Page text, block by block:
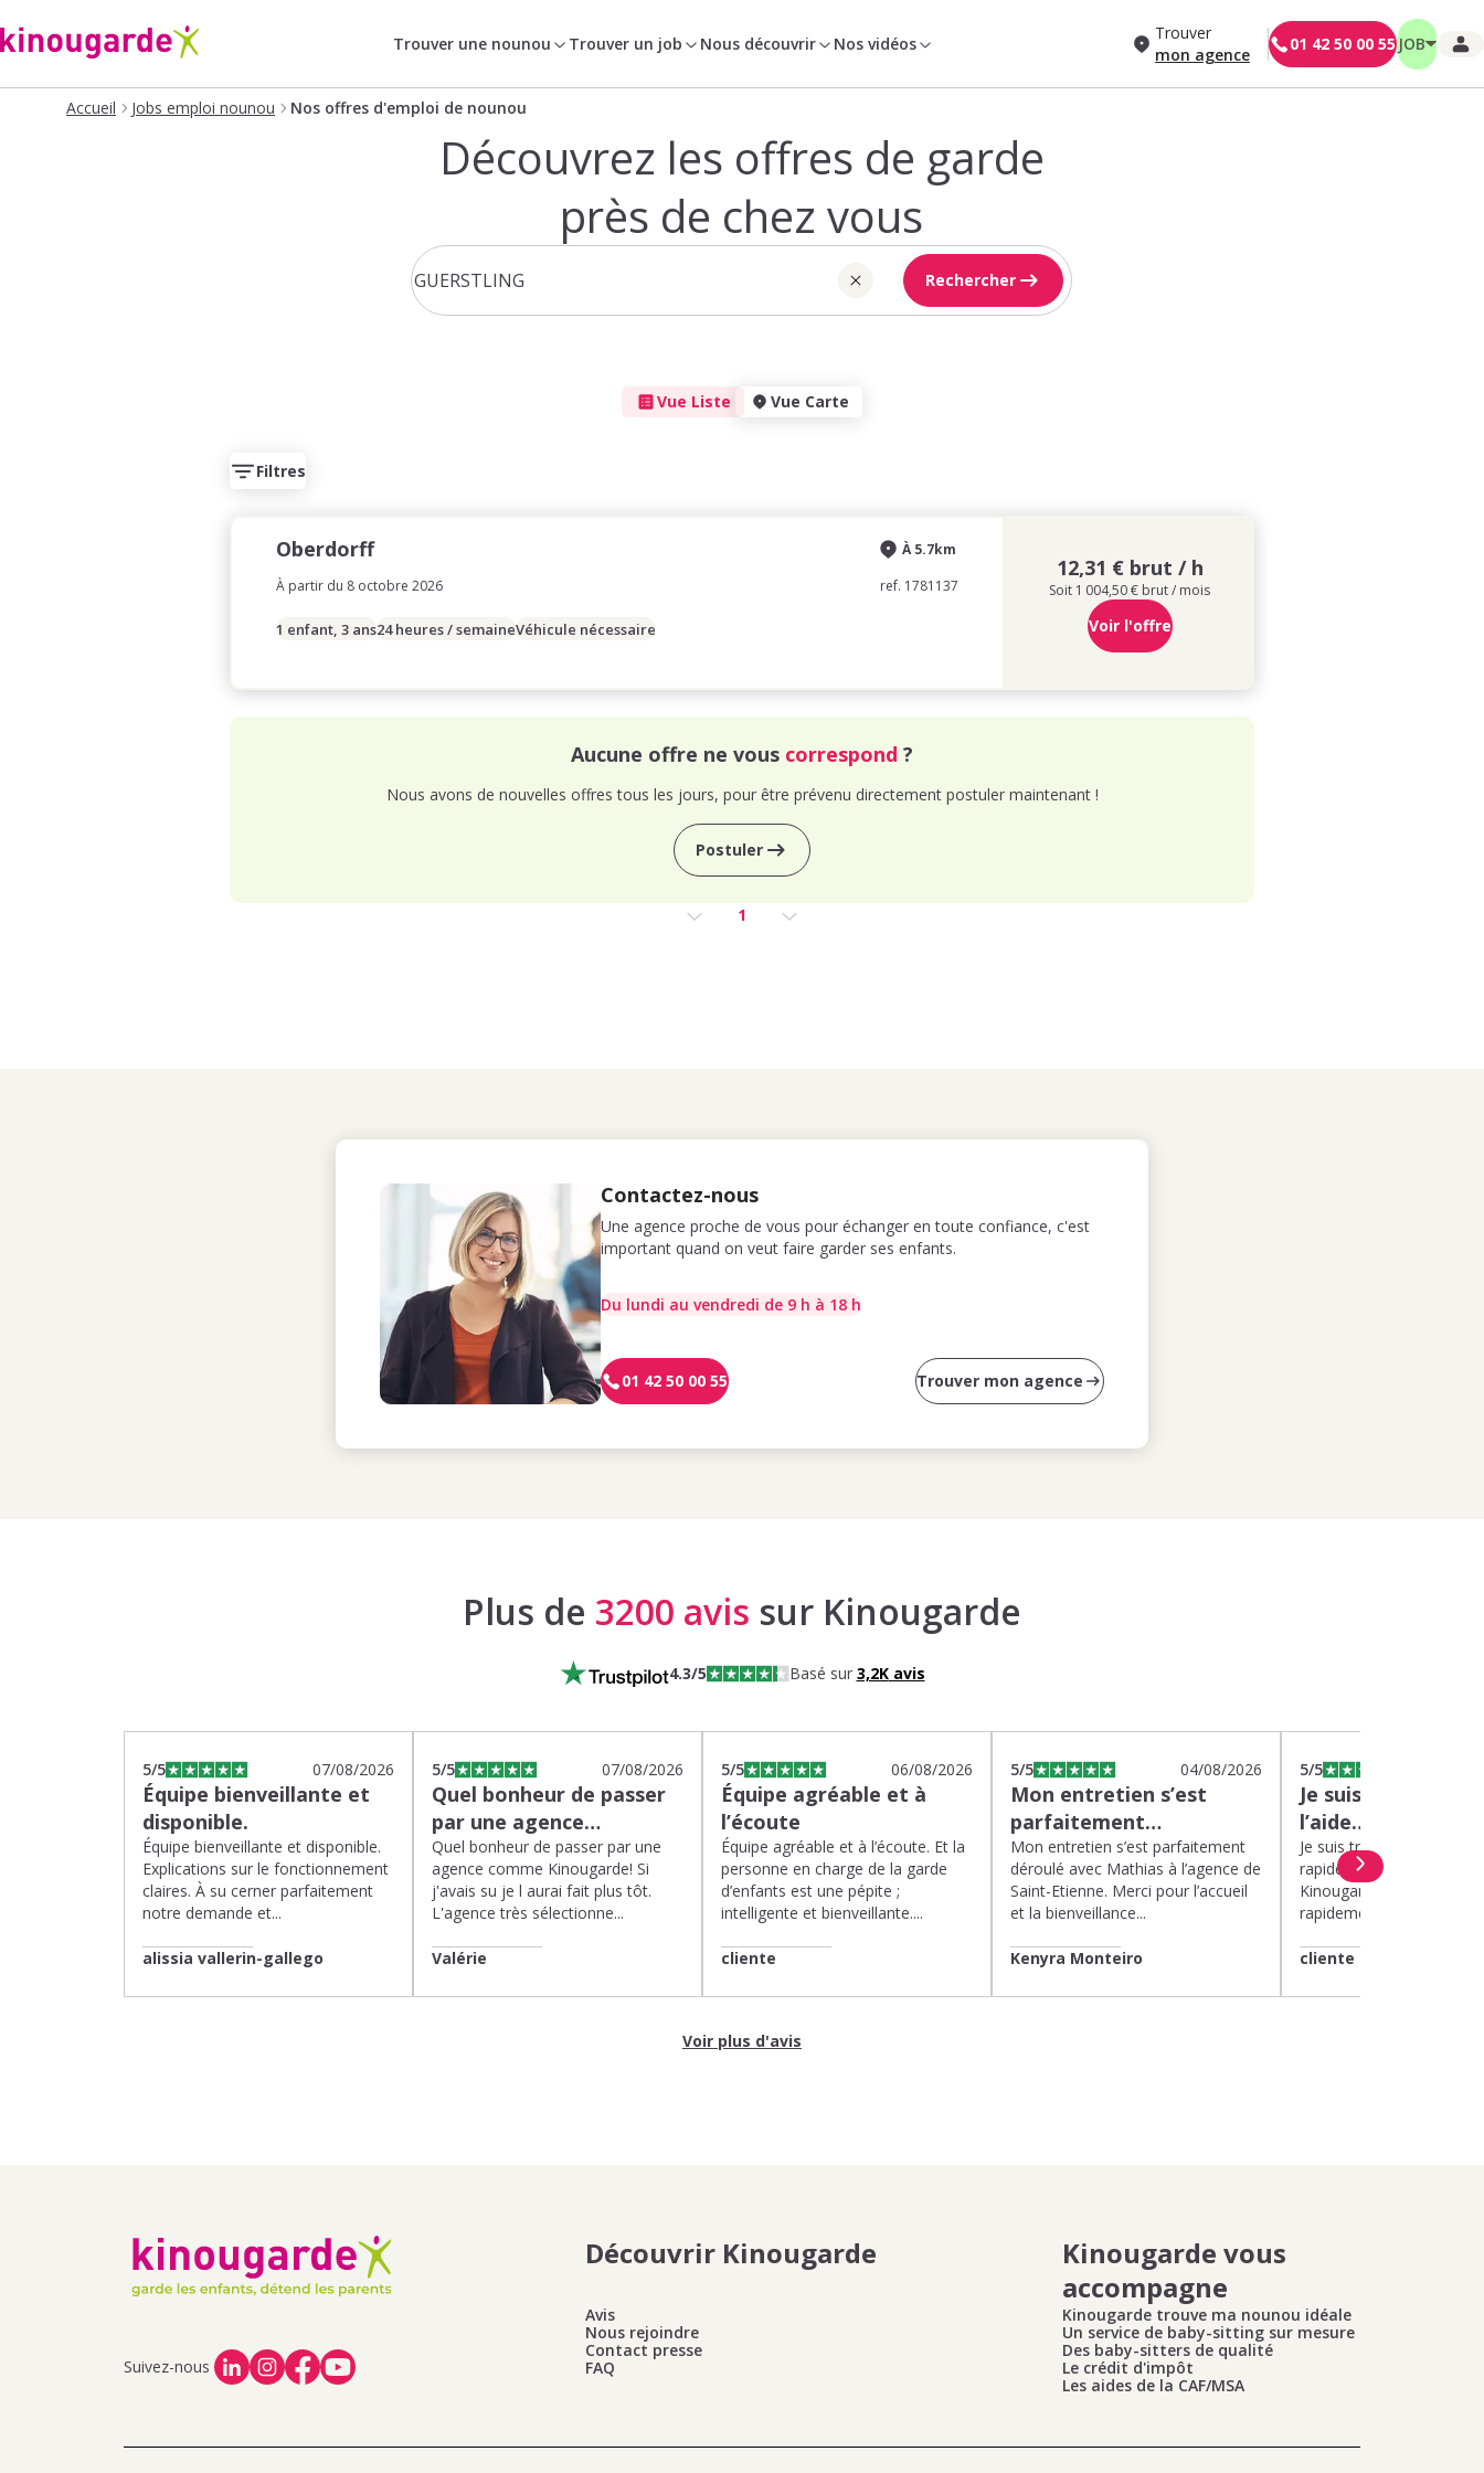
Trouver une nounou Trouver un job Nous découvrir Nos vidéos
Trouver
mon agence
01 42 50 00 55 JOB
Accueil Jobs emploi nounou Nos offres d'emploi de nounou
Découvrez les offres de garde
près de chez vous
Rechercher
Vue Liste Vue Carte
Filtres
Oberdorff
À partir du 8 octobre 2026
À 5.7km
ref. 1781137
1 enfant, 3 ans24 heures / semaineVéhicule nécessaire
12,31 € brut / h
Soit 1 004,50 € brut / mois
Voir l'offre
Aucune offre ne vous correspond ?
Nous avons de nouvelles offres tous les jours, pour être prévenu directement postuler maintenant !
Postuler
1
Contactez-nous
Une agence proche de vous pour échanger en toute confiance, c'est
important quand on veut faire garder ses enfants.
Du lundi au vendredi de 9 h à 18 h
01 42 50 00 55 Trouver mon agence
Plus de 3200 avis sur Kinougarde
4.3/5 Basé sur 3,2Kavis
5/5 07/08/2026
Équipe bienveillante et
disponible.
Équipe bienveillante et disponible.
Explications sur le fonctionnement
claires. À su cerner parfaitement
notre demande et...
alissia vallerin-gallego
5/5 07/08/2026
Quel bonheur de passer
par une agence…
Quel bonheur de passer par une
agence comme Kinougarde! Si
j'avais su je l aurai fait plus tôt.
L'agence très sélectionne...
Valérie
5/5 06/08/2026
Équipe agréable et à
l’écoute
Équipe agréable et à l’écoute. Et la
personne en charge de la garde
d’enfants est une pépite ;
intelligente et bienveillante....
cliente
5/5 04/08/2026
Mon entretien s’est
parfaitement…
Mon entretien s’est parfaitement
déroulé avec Mathias à l’agence de
Saint-Etienne. Merci pour l’accueil
et la bienveillance...
Kenyra Monteiro
5/5
Je suis très
l’aide…
Je suis très satisfaite de
rapide et efficace
Kinougarde. On m’a
rapidement et une
cliente
Voir plus d'avis
Suivez-nous
Découvrir Kinougarde
Avis
Nous rejoindre
Contact presse
FAQ
Kinougarde vous
accompagne
Kinougarde trouve ma nounou idéale
Un service de baby-sitting sur mesure
Des baby-sitters de qualité
Le crédit d'impôt
Les aides de la CAF/MSA